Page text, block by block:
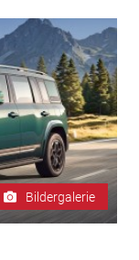
Bildergalerie